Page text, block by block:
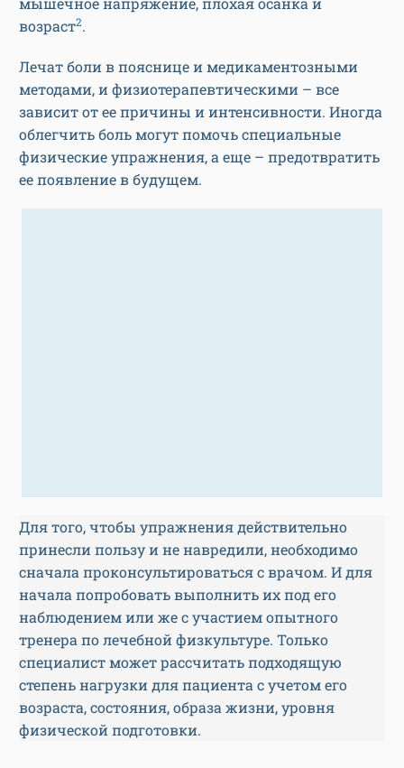
возраст2.
Лечат боли в пояснице и медикаментозными
методами, и физиотерапевтическими – все
зависит от ее причины и интенсивности. Иногда
облегчить боль могут помочь специальные
физические упражнения, а еще – предотвратить
ее появление в будущем.
Для того, чтобы упражнения действительно
принесли пользу и не навредили, необходимо
сначала проконсультироваться с врачом. И для
начала попробовать выполнить их под его
наблюдением или же с участием опытного
тренера по лечебной физкультуре. Только
специалист может рассчитать подходящую
степень нагрузки для пациента с учетом его
возраста, состояния, образа жизни, уровня
физической подготовки.